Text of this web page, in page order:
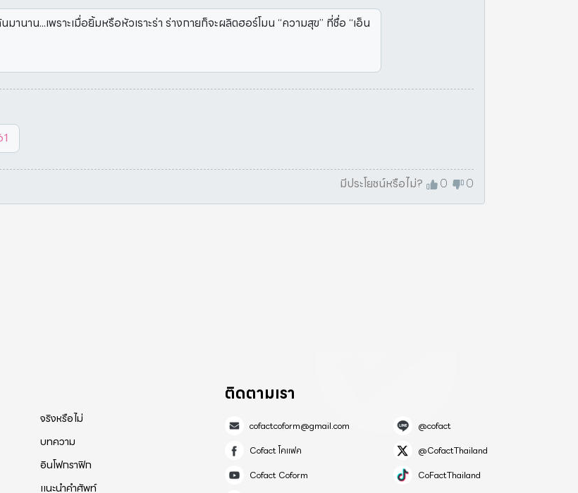
านาน...เพราะเมื่อยิ้มหรือหัวเราะร่า ร่างกายก็จะผลิตฮอร์โมน “ความสุข” ที่ชื่อ “เอ็น
มีประโยชน์หรือไม่? 0 0
จริงหรือไม่
บทความ
อินโฟกราฟิก
แนะนำคำศัพท์
ติดตามเรา
cofactcoform@gmail.com
@cofact
Cofact โคแฟค
@CofactThailand
Cofact Coform
CoFactThailand